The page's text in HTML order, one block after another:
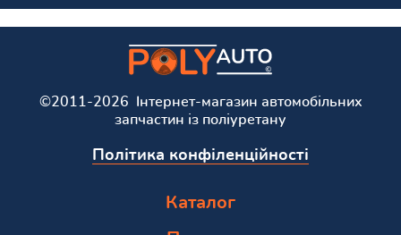
©2011-2026 Інтернет-магазин автомобільних
запчастин із поліуретану
Політика конфіленційності
Каталог